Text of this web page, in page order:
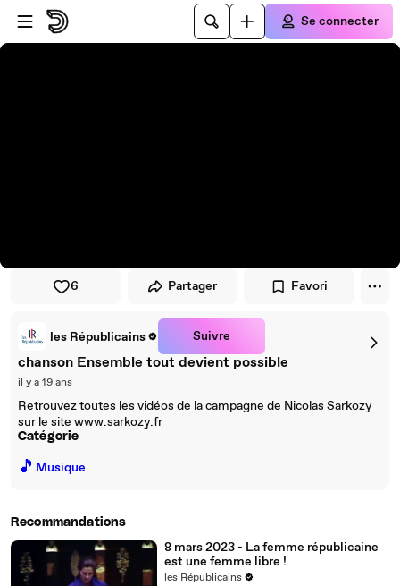
Passer au player
Passer au contenu principal
Se connecter
6 Partager Favori
les Républicains Suivre
chanson Ensemble tout devient possible
il y a 19 ans
Retrouvez toutes les vidéos de la campagne de Nicolas Sarkozy
sur le site www.sarkozy.fr
Catégorie
🎵 Musique
Recommandations
8 mars 2023 - La femme républicaine
est une femme libre !
les Républicains